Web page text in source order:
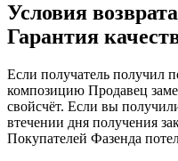
Условия
Гарантия
Если получатель получил
композицию Продавец
свойсчёт. Если вы
втечении дня получения
Покупателей Фазенда